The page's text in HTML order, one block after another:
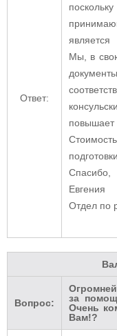
Ответ:
является
Мы, в
Спасибо,
Евгения
Отдел по
Вопрос:
за
Очень
Вам!?